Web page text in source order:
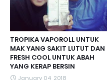
TROPIKA VAPOROLL UNTUK
MAK YANG SAKIT LUTUT DAN
FRESH COOL UNTUK ABAH
YANG KERAP BERSIN
January 04, 2018